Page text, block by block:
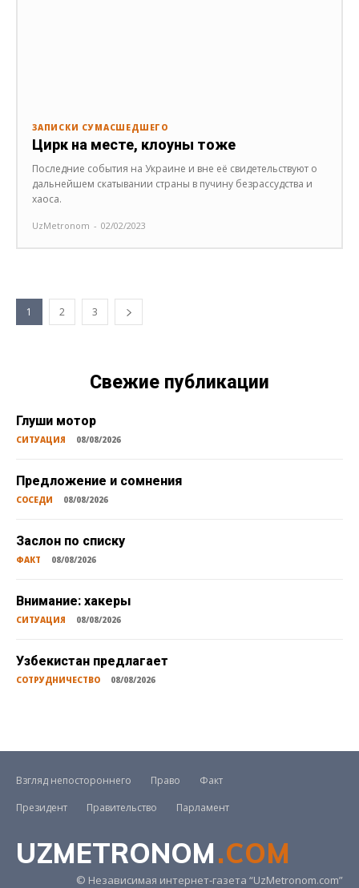
ЗАПИСКИ СУМАСШЕДШЕГО
Цирк на месте, клоуны тоже
Последние события на Украине и вне её свидетельствуют о
дальнейшем скатывании страны в пучину безрассудства и
хаоса.
UzMetronom - 02/02/2023
1 2 3
Свежие публикации
Глуши мотор
СИТУАЦИЯ 08/08/2026
Предложение и сомнения
СОСЕДИ 08/08/2026
Заслон по списку
ФАКТ 08/08/2026
Внимание: хакеры
СИТУАЦИЯ 08/08/2026
Узбекистан предлагает
СОТРУДНИЧЕСТВО 08/08/2026
Взгляд непостороннего Право
Факт
Президент
Правительство Парламент
UZMETRONOM.COM
© Независимая интернет-газета “UzMetronom.com”